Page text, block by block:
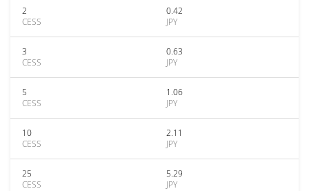
2
CESS
0.42
JPY
3
CESS
0.63
JPY
5
CESS
1.06
JPY
10
CESS
2.11
JPY
25
CESS
5.29
JPY